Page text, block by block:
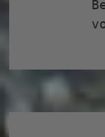
William